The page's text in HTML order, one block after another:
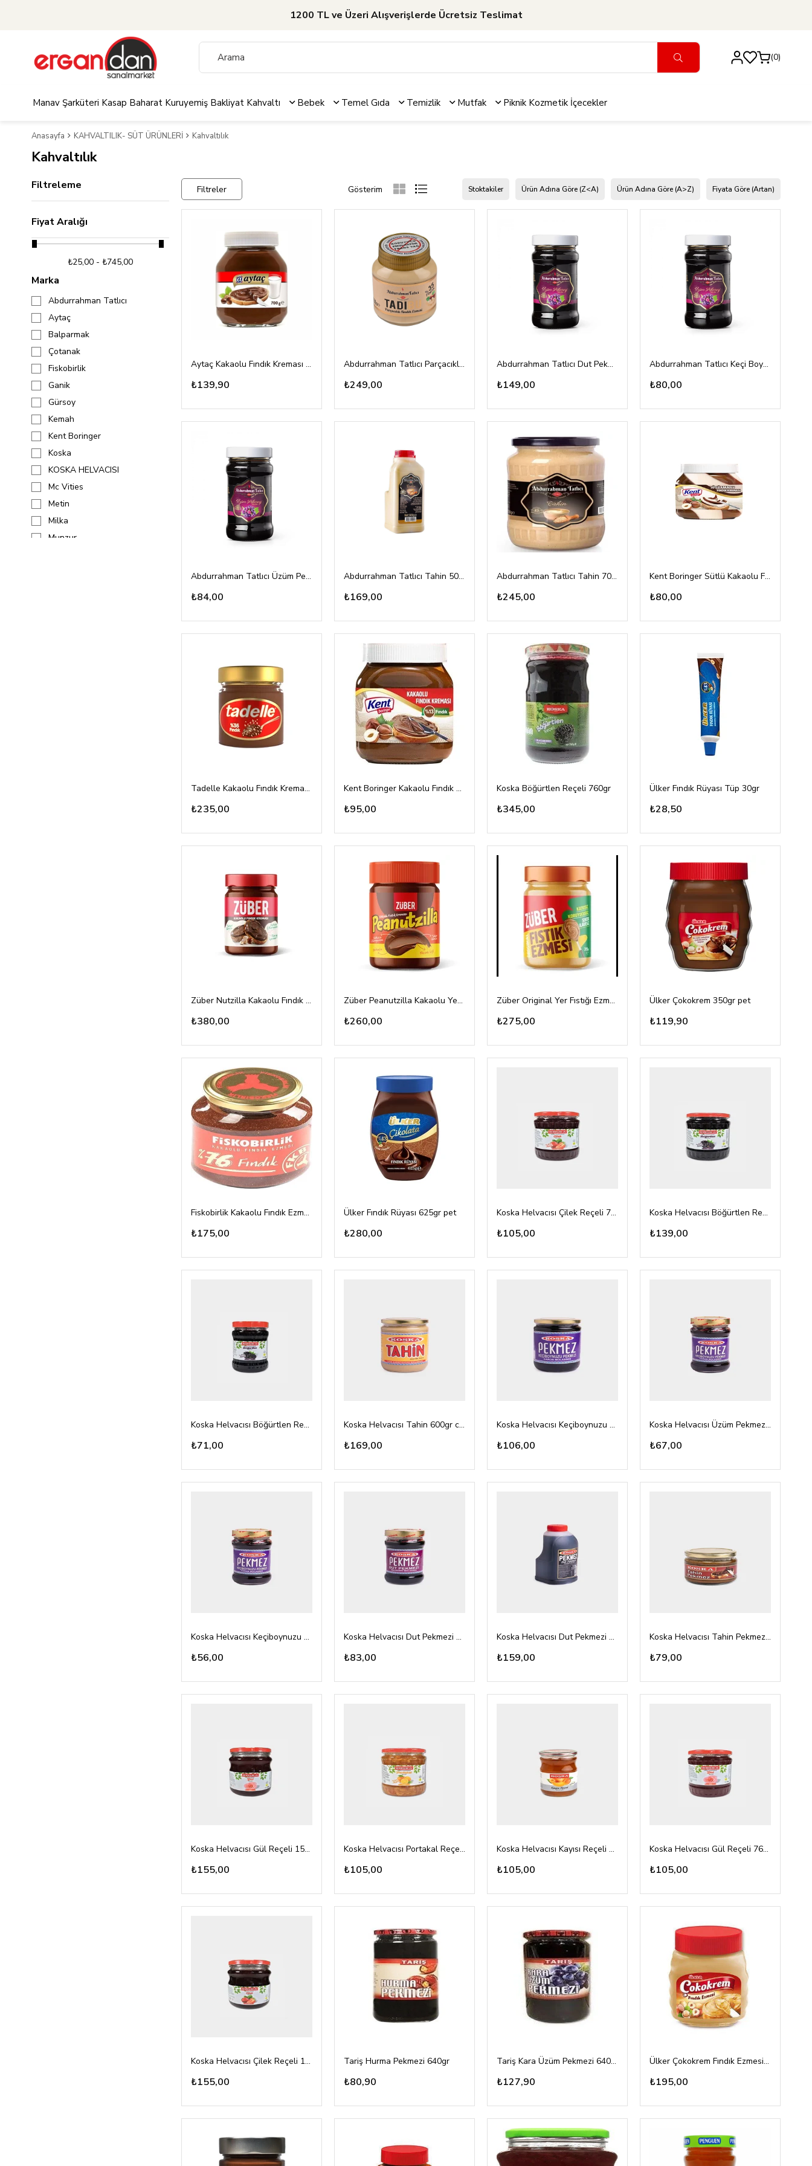
1200 TL ve Üzeri Alışverişlerde Ücretsiz Teslimat
0
Manav Şarküteri Kasap Baharat Kuruyemiş Bakliyat Kahvaltı Bebek Temel Gıda Temizlik Mutfak Piknik Kozmetik İçecekler
Anasayfa KAHVALTILIK- SÜT ÜRÜNLERİ Kahvaltılık
Kahvaltılık
Filtreleme
Fiyat Aralığı
₺25,00 - ₺745,00
Marka
Abdurrahman Tatlıcı
Aytaç
Balparmak
Çotanak
Fiskobirlik
Ganik
Gürsoy
Kemah
Kent Boringer
Koska
KOSKA HELVACISI
Mc Vities
Metin
Milka
Munzur
Fiyata Göre (Artan)
Ürün Adına Göre (A>Z)
Ürün Adına Göre (Z<A)
Stoktakiler
Filtreler
Aytaç Kakaolu Fındık Kreması 700gr
₺139,90
Abdurrahman Tatlıcı Parçacıklı Fındık Ezmesi 330gr
₺249,00
Abdurrahman Tatlıcı Dut Pekmezi 800gr cam
₺149,00
Abdurrahman Tatlıcı Keçi Boynuzu Pekmezi 380gr cam
₺80,00
Abdurrahman Tatlıcı Üzüm Pekmezi 380gr cam
₺84,00
Abdurrahman Tatlıcı Tahin 500gr pet
₺169,00
Abdurrahman Tatlıcı Tahin 700gr cam
₺245,00
Kent Boringer Sütlü Kakaolu Fındık Kreması 350gr
₺80,00
Tadelle Kakaolu Fındık Kreması 200gr
₺235,00
Kent Boringer Kakaolu Fındık Kreması 350gr
₺95,00
Koska Böğürtlen Reçeli 760gr
₺345,00
Ülker Fındık Rüyası Tüp 30gr
₺28,50
Züber Nutzilla Kakaolu Fındık Kreması 315gr
₺380,00
Züber Peanutzilla Kakaolu Yer Fıstığı Kreması 315gr
₺260,00
Züber Original Yer Fıstığı Ezmesi 315gr
₺275,00
Ülker Çokokrem 350gr pet
₺119,90
Fiskobirlik Kakaolu Fındık Ezmesi 320gr
₺175,00
Ülker Fındık Rüyası 625gr pet
₺280,00
Koska Helvacısı Çilek Reçeli 760gr
₺105,00
Koska Helvacısı Böğürtlen Reçeli 760gr
₺139,00
Koska Helvacısı Böğürtlen Reçeli 380gr
₺71,00
Koska Helvacısı Tahin 600gr cam
₺169,00
Koska Helvacısı Keçiboynuzu Pekmezi 800gr cam
₺106,00
Koska Helvacısı Üzüm Pekmezi 360gr cam
₺67,00
Koska Helvacısı Keçiboynuzu Pekmezi 380gr cam
₺56,00
Koska Helvacısı Dut Pekmezi 380gr cam
₺83,00
Koska Helvacısı Dut Pekmezi 700gr pet
₺159,00
Koska Helvacısı Tahin Pekmez 300gr cam
₺79,00
Koska Helvacısı Gül Reçeli 1500gr
₺155,00
Koska Helvacısı Portakal Reçeli 760gr
₺105,00
Koska Helvacısı Kayısı Reçeli 760gr
₺105,00
Koska Helvacısı Gül Reçeli 760gr
₺105,00
Koska Helvacısı Çilek Reçeli 1500gr
₺155,00
Tariş Hurma Pekmezi 640gr
₺80,90
Tariş Kara Üzüm Pekmezi 640gr
₺127,90
Ülker Çokokrem Fındık Ezmesi 350gr pet
₺195,00